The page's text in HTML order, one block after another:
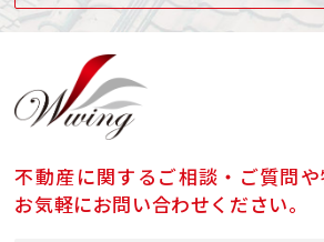
不動産に関するご相談・ご質問や
お気軽にお問い合わせください。